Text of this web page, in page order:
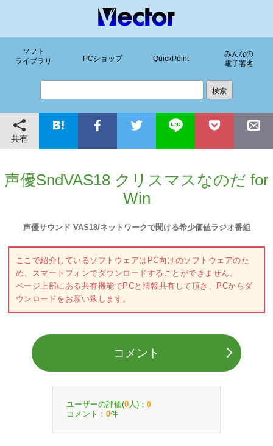
ソフト
ライブラリ
PCショップ QuickPoint
みんなの
電子署名
共有
声優SndVAS18 クリスマスなのだ for
Win
声優サウンド VAS18/ネットワークで聞ける希少価値ラジオ番組
ここで紹介しているソフトウェアはPC向けのソフトウェアのた
め、スマートフォンでダウンロードすることができません。
ページ上部にある共有機能でPCと情報共有して頂き、PCからダ
ウンロードをお願い致します。
コメント
ユーザーの評価(0 人)： 0
コメント： 0件